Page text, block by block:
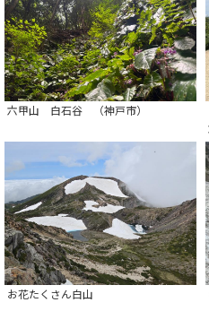
六甲山 白石谷 （神戸市）
お花たくさん白山